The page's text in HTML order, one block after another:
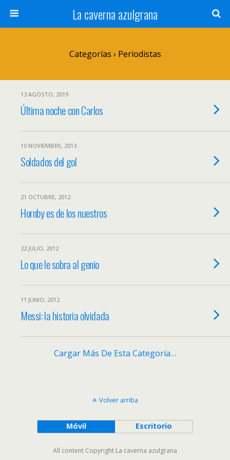
La caverna azulgrana
Categorías › Periodistas
13 AGOSTO, 2019
Última noche con Carlos
10 NOVIEMBRE, 2013
Soldados del gol
21 OCTUBRE, 2012
Hornby es de los nuestros
22 JULIO, 2012
Lo que le sobra al genio
11 JUNIO, 2012
Messi: la historia olvidada
Cargar Más De Esta Categoría…
Volver arriba
Móvil Escritorio
All content Copyright La caverna azulgrana